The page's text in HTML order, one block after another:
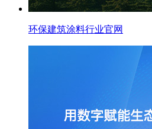
环保建筑涂料行业官网